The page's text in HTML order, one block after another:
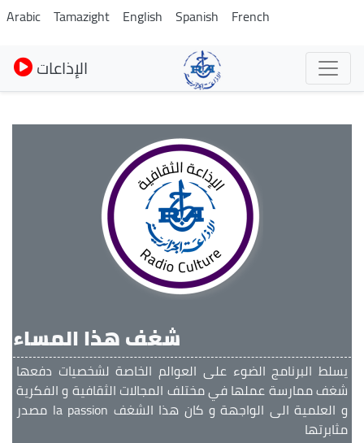
Skip
to
main
content
Arabic Tamazight English Spanish French
الإذاعات
شغف هذا المساء
يسلط البرنامج الضوء على العوالم الخاصة لشخصيات دفعها
شغف ممارسة عملها في مختلف المجالات الثقافية و الفكرية
و العلمية الى الواجهة و كان هذا الشغف la passion مصدر
مثابرتها